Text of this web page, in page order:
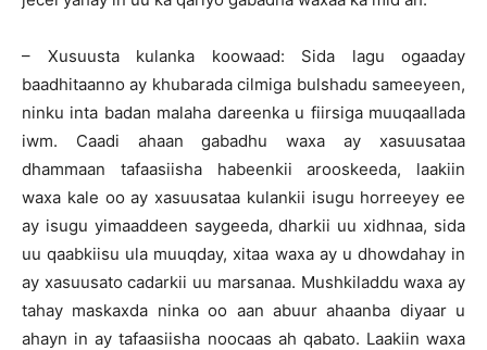
– Xusuusta kulanka koowaad: Sida lagu ogaaday
baadhitaanno ay khubarada cilmiga bulshadu sameeyeen,
ninku inta badan malaha dareenka u fiirsiga muuqaallada
iwm. Caadi ahaan gabadhu waxa ay xasuusataa
dhammaan tafaasiisha habeenkii arooskeeda, laakiin
waxa kale oo ay xasuusataa kulankii isugu horreeyey ee
ay isugu yimaaddeen saygeeda, dharkii uu xidhnaa, sida
uu qaabkiisu ula muuqday, xitaa waxa ay u dhowdahay in
ay xasuusato cadarkii uu marsanaa. Mushkiladdu waxa ay
tahay maskaxda ninka oo aan abuur ahaanba diyaar u
ahayn in ay tafaasiisha noocaas ah qabato. Laakiin waxa